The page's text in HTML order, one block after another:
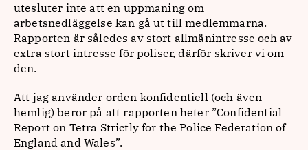
utesluter inte att en uppmaning om
arbetsnedläggelse kan gå ut till medlemmarna.
Rapporten är således av stort allmänintresse och av
extra stort intresse för poliser, därför skriver vi om
den.
Att jag använder orden konfidentiell (och även
hemlig) beror på att rapporten heter ”Confidential
Report on Tetra Strictly for the Police Federation of
England and Wales”.